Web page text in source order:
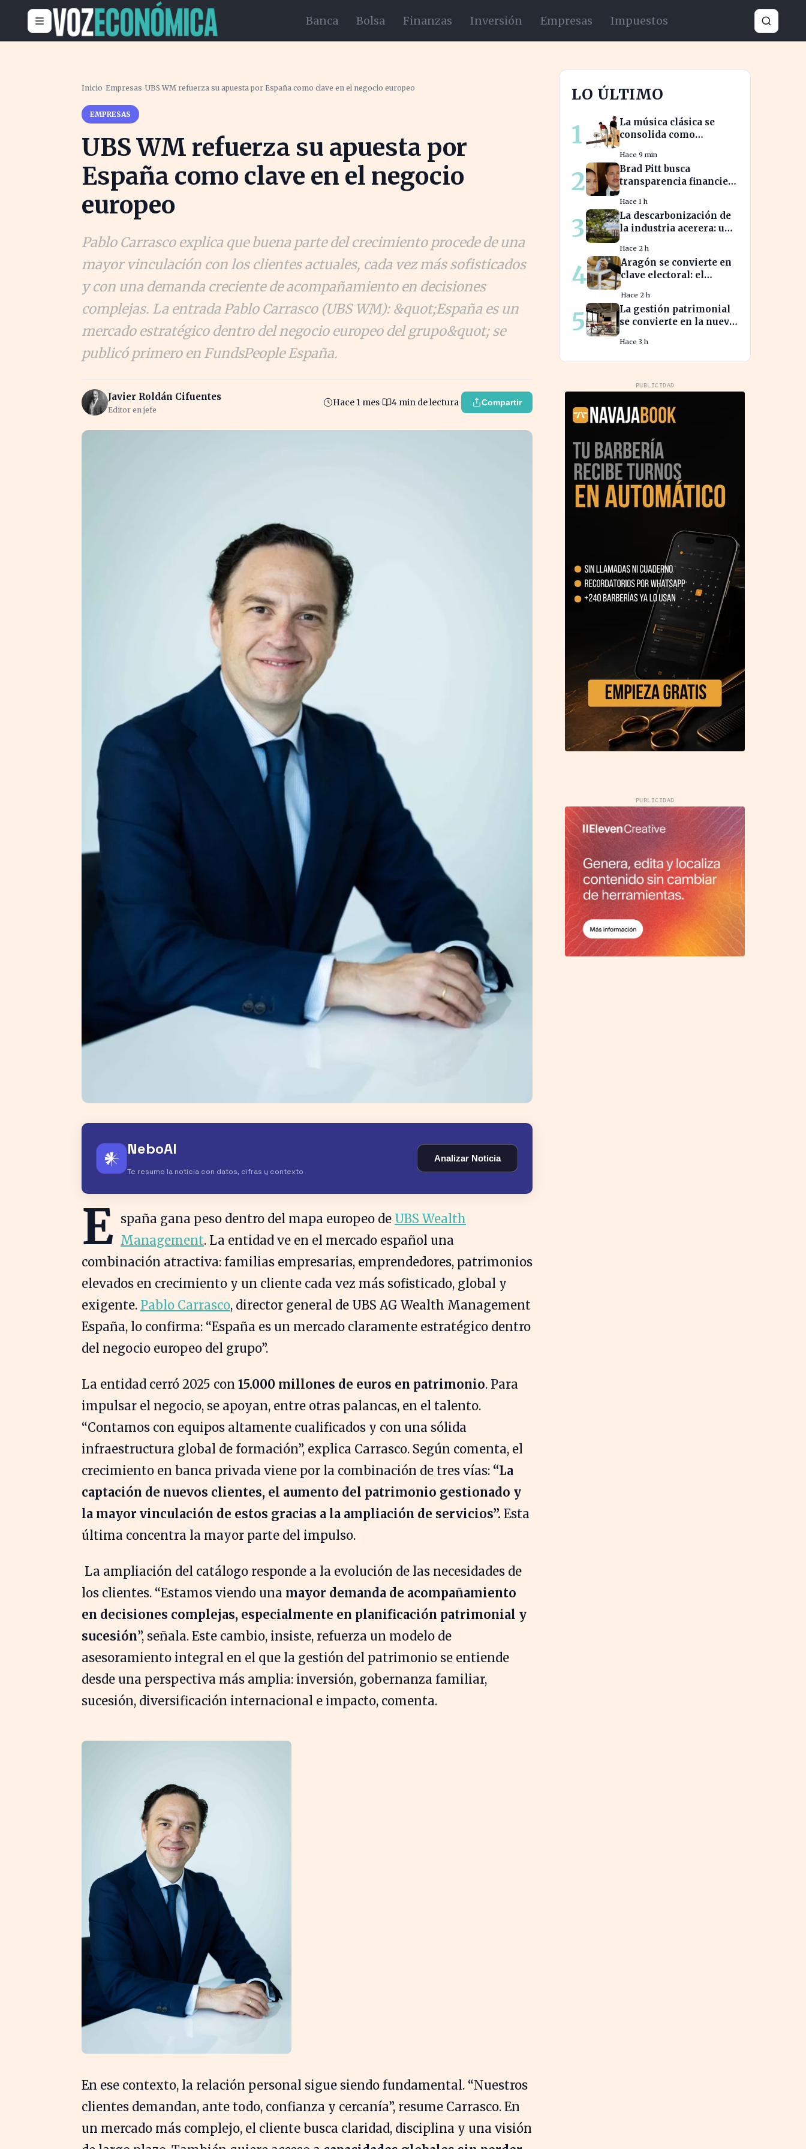
Banca Bolsa Finanzas Inversión Empresas Impuestos
Inicio ›Empresas ›UBS WM refuerza su apuesta por España como clave en el negocio europeo
EMPRESAS
UBS WM refuerza su apuesta por
España como clave en el negocio
europeo
Pablo Carrasco explica que buena parte del crecimiento procede de una
mayor vinculación con los clientes actuales, cada vez más sofisticados
y con una demanda creciente de acompañamiento en decisiones
complejas. La entrada Pablo Carrasco (UBS WM): &quot;España es un
mercado estratégico dentro del negocio europeo del grupo&quot; se
publicó primero en FundsPeople España.
Javier Roldán Cifuentes
Editor en jefe
Hace 1 mes 4 min de lectura Compartir
𒀭 NeboAI
Te resumo la noticia con datos, cifras y contexto
Analizar Noticia
E spaña gana peso dentro del mapa europeo de UBS Wealth
Management. La entidad ve en el mercado español una
combinación atractiva: familias empresarias, emprendedores, patrimonios
elevados en crecimiento y un cliente cada vez más sofisticado, global y
exigente. Pablo Carrasco, director general de UBS AG Wealth Management
España, lo confirma: “España es un mercado claramente estratégico dentro
del negocio europeo del grupo”.
La entidad cerró 2025 con 15.000 millones de euros en patrimonio. Para
impulsar el negocio, se apoyan, entre otras palancas, en el talento.
“Contamos con equipos altamente cualificados y con una sólida
infraestructura global de formación”, explica Carrasco. Según comenta, el
crecimiento en banca privada viene por la combinación de tres vías: “La
captación de nuevos clientes, el aumento del patrimonio gestionado y
la mayor vinculación de estos gracias a la ampliación de servicios”. Esta
última concentra la mayor parte del impulso.
La ampliación del catálogo responde a la evolución de las necesidades de
los clientes. “Estamos viendo una mayor demanda de acompañamiento
en decisiones complejas, especialmente en planificación patrimonial y
sucesión”, señala. Este cambio, insiste, refuerza un modelo de
asesoramiento integral en el que la gestión del patrimonio se entiende
desde una perspectiva más amplia: inversión, gobernanza familiar,
sucesión, diversificación internacional e impacto, comenta.
En ese contexto, la relación personal sigue siendo fundamental. “Nuestros
clientes demandan, ante todo, confianza y cercanía”, resume Carrasco. En
un mercado más complejo, el cliente busca claridad, disciplina y una visión
LO ÚLTIMO
1
La música clásica se
consolida como
mejorar el ambiente
laboral en empresas
Hace 9 min
2
Brad Pitt busca
transparencia financiera
Angelina Jolie
Hace 1 h
3
La descarbonización de
la industria acerera: un
económico crucial
Hace 2 h
4
Aragón se convierte en
clave electoral: el
elecciones nacionales
Hace 2 h
5
La gestión patrimonial
se convierte en la nueva
española
Hace 3 h
PUBLICIDAD
PUBLICIDAD